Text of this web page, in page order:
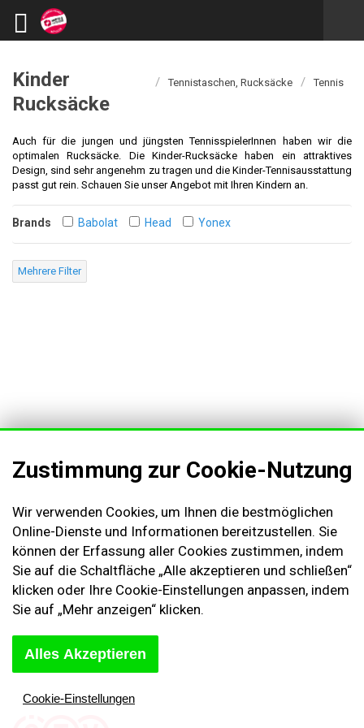
Kinder
Rucksäcke
/ Tennistaschen, Rucksäcke / Tennis
Auch für die jungen und jüngsten TennisspielerInnen haben wir die
optimalen Rucksäcke. Die Kinder-Rucksäcke haben ein attraktives
Design, sind sehr angenehm zu tragen und die Kinder-Tennisausstattung
passt gut rein. Schauen Sie unser Angebot mit Ihren Kindern an.
Brands Babolat Head Yonex
Mehrere Filter
AGB & Kundeninformationen
Impressum
Cookies Einstellungen
Kontakt
Widerruf des Vertrags
Zustimmung zur Cookie-Nutzung
Wir verwenden Cookies, um Ihnen die bestmöglichen
Online-Dienste und Informationen bereitzustellen. Sie
können der Erfassung aller Cookies zustimmen, indem
Sie auf die Schaltfläche „Alle akzeptieren und schließen“
klicken oder Ihre Cookie-Einstellungen anpassen, indem
Sie auf „Mehr anzeigen“ klicken.
Alles Akzeptieren
Cookie-Einstellungen